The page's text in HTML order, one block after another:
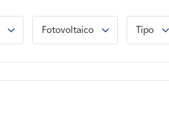
Fotovoltaico Tipo